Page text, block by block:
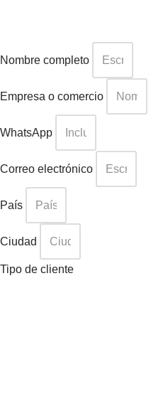
Nombre completo
Empresa o comercio
WhatsApp
Correo electrónico
País
Ciudad
Tipo de cliente